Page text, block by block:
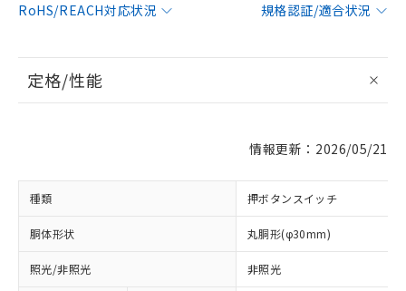
RoHS/REACH対応状況
規格認証/適合状況
定格/性能
情報更新：2026/05/21
種類 押ボタンスイッチ
胴体形状 丸胴形(φ30mm)
照光/非照光 非照光